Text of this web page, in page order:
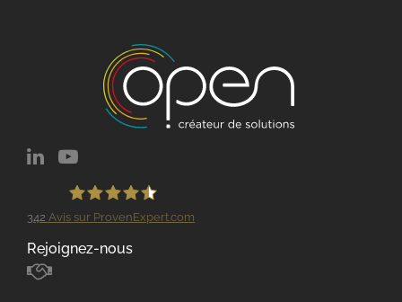
GROUPE OPEN
342 Avis sur ProvenExpert.com
Rejoignez-nous